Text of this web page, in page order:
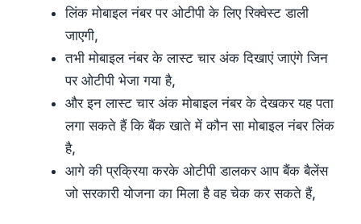
लिंक मोबाइल नंबर पर ओटीपी के लिए रिक्वेस्ट डाली
जाएगी,
तभी मोबाइल नंबर के लास्ट चार अंक दिखाएं जाएंगे जिन
पर ओटीपी भेजा गया है,
और इन लास्ट चार अंक मोबाइल नंबर के देखकर यह पता
लगा सकते हैं कि बैंक खाते में कौन सा मोबाइल नंबर लिंक
है,
आगे की प्रक्रिया करके ओटीपी डालकर आप बैंक बैलेंस
जो सरकारी योजना का मिला है वह चेक कर सकते हैं,